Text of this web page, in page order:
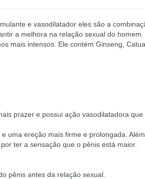
e vasodilatador eles são a
a melhora na relação sexual do
mais intensos. Ele contém Ginseng,
prazer e possui ação vasodilatadora
uma ereção mais firme e prolongada.
ter a sensação que o pênis está maior.
pênis antes da relação sexual.